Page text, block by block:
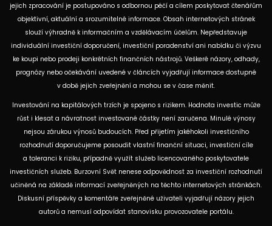
jejich zpracování je postupováno s odbornou péčí a cílem poskytovat čtenářům
objektivní, aktuální a srozumitelné informace. Obsah internetových stránek
slouží výhradně k informačním a vzdělávacím účelům. Nepředstavuje
individuální investiční doporučení, investiční poradenství ani nabídku či výzvu
ke koupi nebo prodeji konkrétních finančních nástrojů. Veškeré názory, odhady,
prognózy nebo očekávání uvedené v článcích vyjadřují informace dostupné
v době jejich zveřejnění a mohou se v čase měnit.
Investování na kapitálových trzích je spojeno s rizikem. Hodnota investic může
růst i klesat a návratnost investované částky není zaručena. Minulé výnosy
nejsou zárukou výnosů budoucích. Před přijetím jakéhokoli investičního
rozhodnutí doporučujeme posoudit vlastní finanční situaci, investiční cíle
a toleranci k riziku, případně využít služeb licencovaného poskytovatele
investičních služeb. Burzovní Svět nenese odpovědnost za investiční rozhodnutí
učiněná na základě informací zveřejněných na těchto internetových stránkách.
Diskusní příspěvky a komentáře zveřejněné uživateli vyjadřují názory jejich
autorů a nemusí odpovídat stanovisku provozovatele portálu.